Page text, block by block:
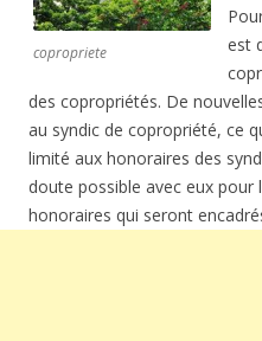
copropriete
est
des copropriétés. De
au syndic de copropriété, ce
limité aux honoraires des
doute possible avec eux pour
honoraires qui seront